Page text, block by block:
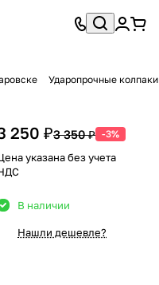
Ударопрочные
250 ₽3 350 ₽ -3%
указана без учета
В наличии
Нашли дешевле?